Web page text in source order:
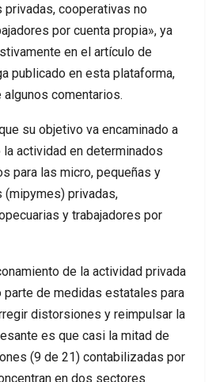
cooperativas no
por cuenta propia», ya
en el artículo de
publicado en esta plataforma,
comentarios.
su objetivo va encaminado a
actividad en determinados
para las micro, pequeñas y
(mipymes) privadas,
y trabajadores por
de la actividad privada
parte de medidas estatales para
distorsiones y reimpulsar la
es que casi la mitad de
(9 de 21) contabilizadas por
en dos sectores